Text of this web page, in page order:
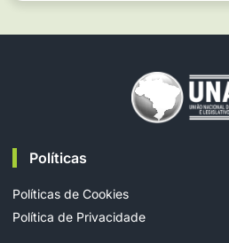
Políticas
Políticas de Cookies
Política de Privacidade